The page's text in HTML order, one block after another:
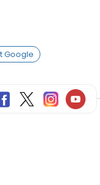
Google